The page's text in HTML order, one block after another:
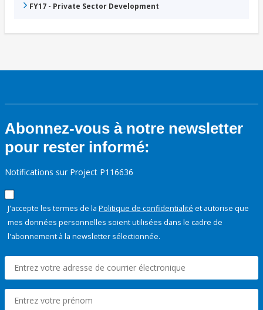
FY17 - Private Sector Development
Abonnez-vous à notre newsletter
pour rester informé:
Notifications sur Project P116636
J'accepte les termes de la Politique de confidentialité et autorise que
mes données personnelles soient utilisées dans le cadre de
l'abonnement à la newsletter sélectionnée.